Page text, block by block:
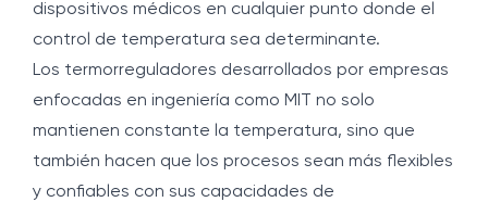
dispositivos médicos en cualquier punto donde el
control de temperatura sea determinante.
Los termorreguladores desarrollados por empresas
enfocadas en ingeniería como MIT no solo
mantienen constante la temperatura, sino que
también hacen que los procesos sean más flexibles
y confiables con sus capacidades de